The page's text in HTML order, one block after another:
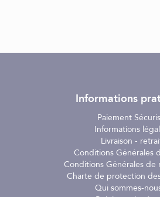
Informations
Paiement
Informations
Livraison -
Conditions Générales
Conditions Générales de
Charte de protection
Qui sommes-